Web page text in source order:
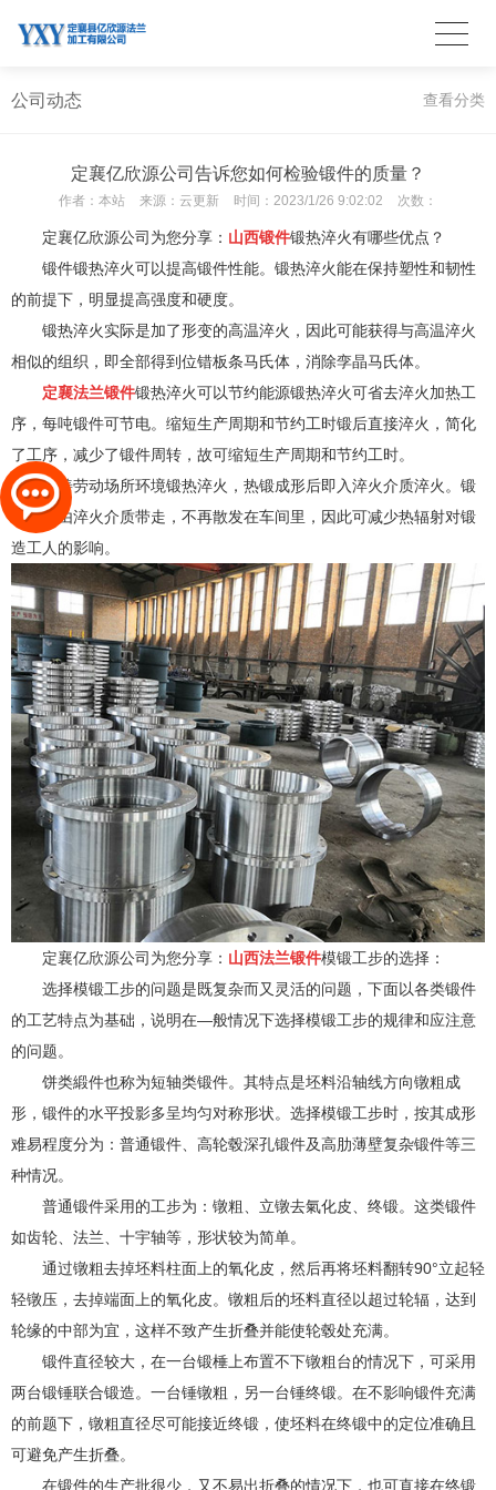
公司动态 查看分类
定襄亿欣源公司告诉您如何检验锻件的质量？
作者： 本站 来源： 云更新 时间： 2023/1/26 9:02:02 次数：
定襄亿欣源公司为您分享： 山西锻件锻热淬火有哪些优点？
锻件锻热淬火可以提高锻件性能。锻热淬火能在保持塑性和韧性
的前提下，明显提高强度和硬度。
锻热淬火实际是加了形变的高温淬火，因此可能获得与高温淬火
相似的组织，即全部得到位错板条马氏体，消除孪晶马氏体。
定襄法兰锻件锻热淬火可以节约能源锻热淬火可省去淬火加热工
序，每吨锻件可节电。缩短生产周期和节约工时锻后直接淬火，简化
了工序，减少了锻件周转，故可缩短生产周期和节约工时。
改善劳动场所环境锻热淬火，热锻成形后即入淬火介质淬火。锻
件热量由淬火介质带走，不再散发在车间里，因此可减少热辐射对锻
造工人的影响。
定襄亿欣源公司为您分享： 山西法兰锻件模锻工步的选择：
选择模锻工步的问题是既复杂而又灵活的问题，下面以各类锻件
的工艺特点为基础，说明在—般情况下选择模锻工步的规律和应注意
的问题。
饼类緞件也称为短轴类锻件。其特点是坯料沿轴线方向镦粗成
形，锻件的水平投影多呈均匀对称形状。选择模锻工步时，按其成形
难易程度分为：普通锻件、高轮毂深孔锻件及高肋薄壁复杂锻件等三
种情况。
普通锻件采用的工步为：镦粗、立镦去氣化皮、终锻。这类锻件
如齿轮、法兰、十宇轴等，形状较为简单。
通过镦粗去掉坯料柱面上的氧化皮，然后再将坯料翻转90°立起轻
轻镦压，去掉端面上的氧化皮。镦粗后的坯料直径以超过轮辐，达到
轮缘的中部为宜，这样不致产生折叠并能使轮毂处充满。
锻件直径较大，在一台锻棰上布置不下镦粗台的情况下，可采用
两台锻锤联合锻造。一台锤镦粗，另一台锤终锻。在不影响锻件充满
的前题下，镦粗直径尽可能接近终锻，使坯料在终锻中的定位准确且
可避免产生折叠。
在锻件的生产批很少，又不易出折叠的情况下，也可直接在终锻